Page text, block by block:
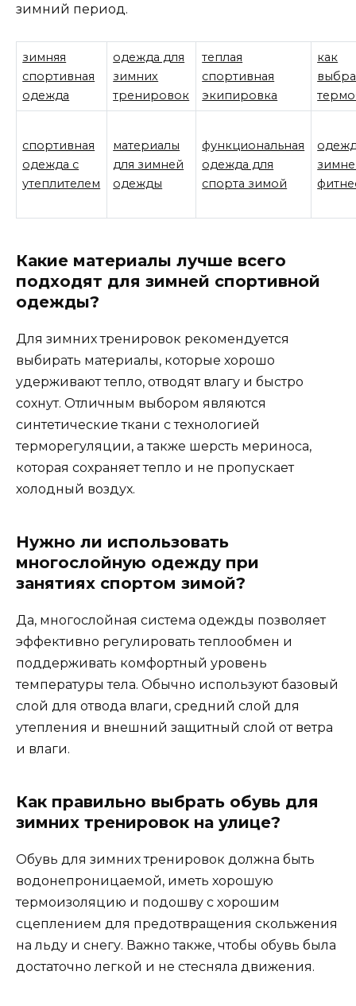
зимний период.
зимняя
спортивная
одежда
одежда для
зимних
тренировок
теплая
спортивная
экипировка
как
спортивная
одежда с
утеплителем
материалы
для зимней
одежды
функциональная
одежда для
спорта зимой
Какие материалы лучше всего
подходят для зимней спортивной
одежды?
Для зимних тренировок рекомендуется
выбирать материалы, которые хорошо
удерживают тепло, отводят влагу и быстро
сохнут. Отличным выбором являются
синтетические ткани с технологией
терморегуляции, а также шерсть мериноса,
которая сохраняет тепло и не пропускает
холодный воздух.
Нужно ли использовать
многослойную одежду при
занятиях спортом зимой?
Да, многослойная система одежды позволяет
эффективно регулировать теплообмен и
поддерживать комфортный уровень
температуры тела. Обычно используют базовый
слой для отвода влаги, средний слой для
утепления и внешний защитный слой от ветра
и влаги.
Как правильно выбрать обувь для
зимних тренировок на улице?
Обувь для зимних тренировок должна быть
водонепроницаемой, иметь хорошую
термоизоляцию и подошву с хорошим
сцеплением для предотвращения скольжения
на льду и снегу. Важно также, чтобы обувь была
достаточно легкой и не стесняла движения.